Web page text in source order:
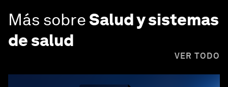
Más sobreSalud y sistemas
de salud
VER TODO